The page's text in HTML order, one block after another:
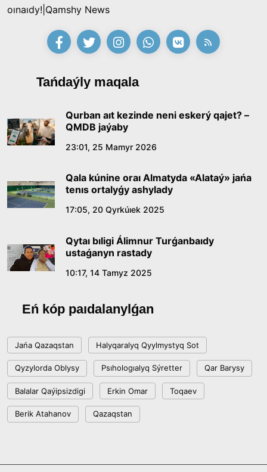
oınaıdy!|Qamshy News
Tańdaýly maqala
Qurban aıt kezinde neni eskerý qajet? –
QMDB jaýaby
23:01, 25 Mamyr 2026
Qala kúnine oraı Almatyda «Alataý» jańa
tenıs ortalyǵy ashylady
17:05, 20 Qyrkúıek 2025
Qytaı bıligi Álimnur Turǵanbaıdy
ustaǵanyn rastady
10:17, 14 Tamyz 2025
Eń kóp paıdalanylǵan
Jańa Qazaqstan Halyqaralyq Qyylmystyq Sot
Qyzylorda Oblysy Psıhologıalyq Sýretter Qar Barysy
Balalar Qaýipsizdigi Erkin Omar Toqaev
Berik Atahanov Qazaqstan